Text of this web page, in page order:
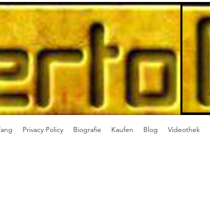
Privacy Policy Biografie Kaufen Blog Videothek